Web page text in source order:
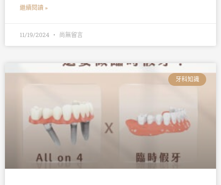
繼續閱讀 »
11/19/2024 尚無留言
牙科知識